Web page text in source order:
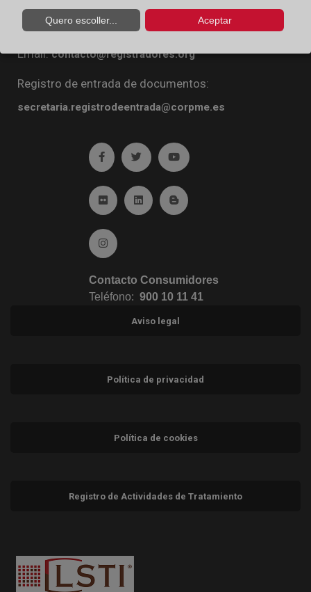
Teléfono:91 270 16 99
Fax:91 564 11 59
Email:contacto@registradores.org
Registro de entrada de documentos:
secretaria.registrodeentrada@corpme.es
Ir a facebook (abre en ventana nueva)
Ir a twitter (abre en ventana nueva)
Ir a YouTube (abre en
Ir a Flickr (abre en ventana nueva)
Ir a Linkedin (abre en ventana nueva)
Ir al Blog (abre en ventana
Ir a Instagram (abre en ventana nueva)
Contacto Consumidores
Teléfono: 900 10 11 41
Aviso legal
Política de privacidad
Política de cookies
Registro de Actividades de Tratamiento
Quero escoller... Aceptar